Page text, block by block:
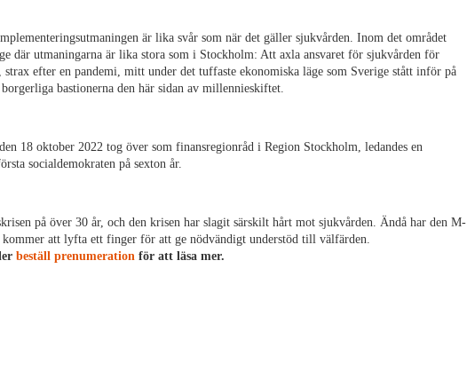
är lika svår som när det gäller sjukvården. Inom det området
där utmaningarna är lika stora som i Stockholm: Att axla ansvaret för sjukvården för
strax efter en pandemi, mitt under det tuffaste ekonomiska läge som Sverige stått inför på
bastionerna den här sidan av millennieskiftet.
18 oktober 2022 tog över som finansregionråd i Region Stockholm, ledandes en
socialdemokraten på sexton år.
på över 30 år, och den krisen har slagit särskilt hårt mot sjukvården. Ändå har den M-
att lyfta ett finger för att ge nödvändigt understöd till välfärden.
beställ prenumeration för att läsa mer.